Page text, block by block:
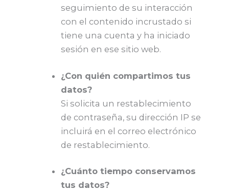
seguimiento de su interacción
con el contenido incrustado si
tiene una cuenta y ha iniciado
sesión en ese sitio web.
¿Con quién compartimos tus
datos?
Si solicita un restablecimiento
de contraseña, su dirección IP se
incluirá en el correo electrónico
de restablecimiento.
¿Cuánto tiempo conservamos
tus datos?